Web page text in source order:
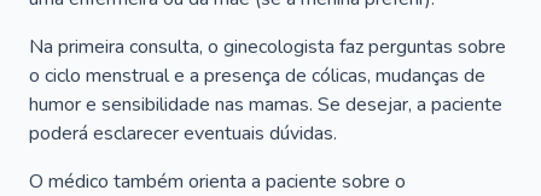
Na primeira consulta, o ginecologista faz perguntas sobre
o ciclo menstrual e a presença de cólicas, mudanças de
humor e sensibilidade nas mamas. Se desejar, a paciente
poderá esclarecer eventuais dúvidas.
O médico também orienta a paciente sobre o